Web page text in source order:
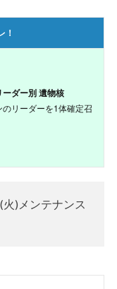
物核
核
ェムも含むランダ
ジェム(ランダム排
ェム(ランダム排出)
！
ーダー別 遺物核
のリーダーを1体確定召
)メンテナンス